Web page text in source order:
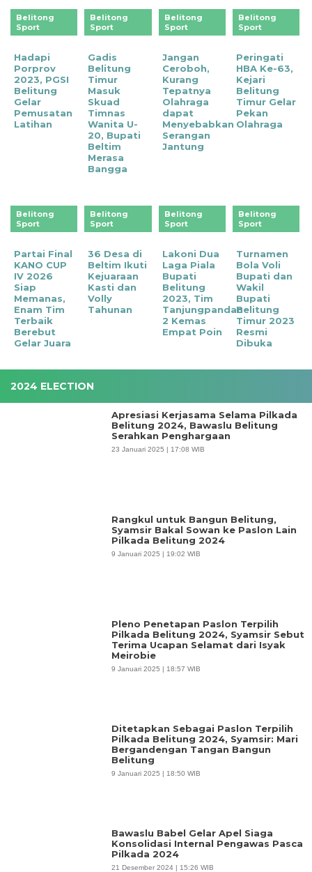
Belitong
Sport
Hadapi
Porprov
2023, PGSI
Belitung
Gelar
Pemusatan
Latihan
Belitong
Sport
Gadis
Belitung
Timur
Masuk
Skuad
Timnas
Wanita U-
20, Bupati
Beltim
Merasa
Bangga
Belitong
Sport
Jangan
Ceroboh,
Kurang
Tepatnya
Olahraga
dapat
Menyebabkan
Serangan
Jantung
Belitong
Sport
Peringati
HBA Ke-63,
Kejari
Belitung
Timur Gelar
Pekan
Olahraga
Belitong
Sport
Partai Final
KANO CUP
IV 2026
Siap
Memanas,
Enam Tim
Terbaik
Berebut
Gelar Juara
Belitong
Sport
36 Desa di
Beltim Ikuti
Kejuaraan
Kasti dan
Volly
Tahunan
Belitong
Sport
Lakoni Dua
Laga Piala
Bupati
Belitung
2023, Tim
Tanjungpandan
2 Kemas
Empat Poin
Belitong
Sport
Turnamen
Bola Voli
Bupati dan
Wakil
Bupati
Belitung
Timur 2023
Resmi
Dibuka
2024 ELECTION
Apresiasi Kerjasama Selama Pilkada
Belitung 2024, Bawaslu Belitung
Serahkan Penghargaan
23 Januari 2025 | 17:08 WIB
Rangkul untuk Bangun Belitung,
Syamsir Bakal Sowan ke Paslon Lain
Pilkada Belitung 2024
9 Januari 2025 | 19:02 WIB
Pleno Penetapan Paslon Terpilih
Pilkada Belitung 2024, Syamsir Sebut
Terima Ucapan Selamat dari Isyak
Meirobie
9 Januari 2025 | 18:57 WIB
Ditetapkan Sebagai Paslon Terpilih
Pilkada Belitung 2024, Syamsir: Mari
Bergandengan Tangan Bangun
Belitung
9 Januari 2025 | 18:50 WIB
Bawaslu Babel Gelar Apel Siaga
Konsolidasi Internal Pengawas Pasca
Pilkada 2024
21 Desember 2024 | 15:26 WIB